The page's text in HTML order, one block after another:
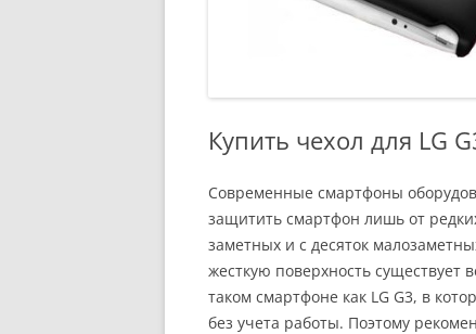
Купить чехол для LG
Современные смартфоны
защитить смартфон лишь от
заметных и с десяток
жесткую поверхность существует
таком смартфоне как LG G3, в
без учета работы. Поэтому